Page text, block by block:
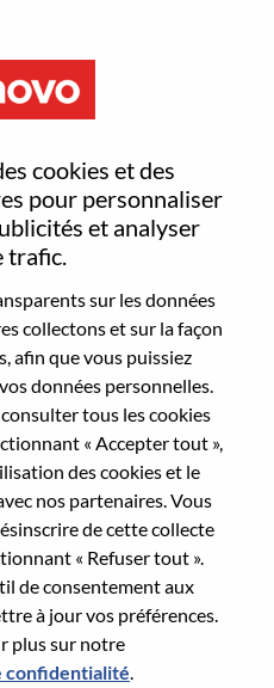
cookies et des
pour personnaliser
et analyser
trafic.
sur les données
collectons et sur la façon
afin que vous puissiez
données personnelles.
tous les cookies
« Accepter tout »,
des cookies et le
nos partenaires. Vous
de cette collecte
« Refuser tout ».
de consentement aux
à jour vos préférences.
plus sur notre
confidentialité.
to reset your
associated with your
to reset your